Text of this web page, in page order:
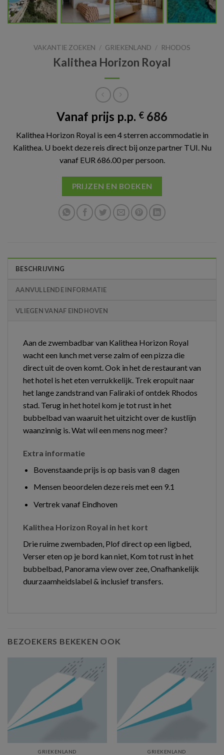
VAKANTIE ZOEKEN / GRIEKENLAND / RHODOS
Kalithea Horizon Royal
Vanaf prijs p.p. € 686
Kalithea Horizon Royal is een 4 sterren accommodatie in
Kalithea. U boekt deze reis direct bij onze partner TUI. Nu
vanaf EUR 686.00 per persoon.
PRIJZEN EN BOEKEN
BESCHRIJVING
AANVULLENDE INFORMATIE
VLIEGEN VANAF EINDHOVEN
Aan de zwembadbar van Kalithea Horizon Royal
wacht een lunch met verse zalm of een pizza die
direct uit de oven komt. Ook in het de restaurant van
het hotel is het eten verrukkelijk. Trek eropuit naar
het lange zandstrand van Faliraki of ontdek Rhodos
stad. Terug in het hotel kom je tot rust in het
bubbelbad van waaruit het uitzicht over de kustlijn
waanzinnig is. Wat wil een mens nog meer?
Extra informatie
Bovenstaande prijs is op basis van 8 dagen
Mensen beoordelen deze reis met een 9.1
Vertrek vanaf Eindhoven
Kalithea Horizon Royal in het kort
Drie ruime zwembaden, Plof direct op een ligbed,
Verser eten op je bord kan niet, Kom tot rust in het
bubbelbad, Panorama view over zee, Onafhankelijk
duurzaamheidslabel & inclusief transfers.
BEZOEKERS BEKEKEN OOK
GRIEKENLAND GRIEKENLAND